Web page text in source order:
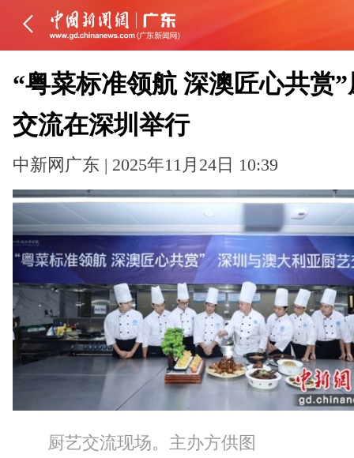
“粤菜标准领航 深澳匠心共赏
交流在深圳举行
中新网广东 | 2025年11月24日 10:39
厨艺交流现场。主办方供图